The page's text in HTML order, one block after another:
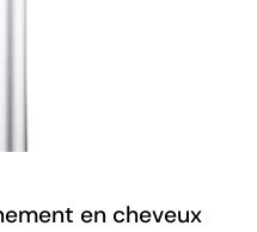
en cheveux